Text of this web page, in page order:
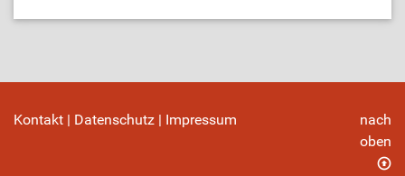
Kontakt | Datenschutz | Impressum
nach
oben